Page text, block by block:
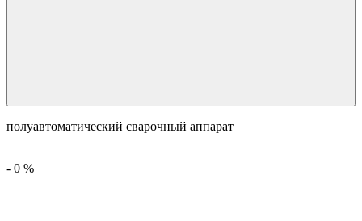
полуавтоматический сварочный аппарат
- 0 %